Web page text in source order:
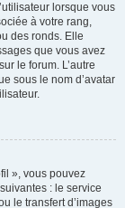
lorsque vous
à votre rang,
des ronds. Elle
que vous avez
le forum. L’autre
sous le nom d’avatar
», vous pouvez
: le service
le transfert d’images